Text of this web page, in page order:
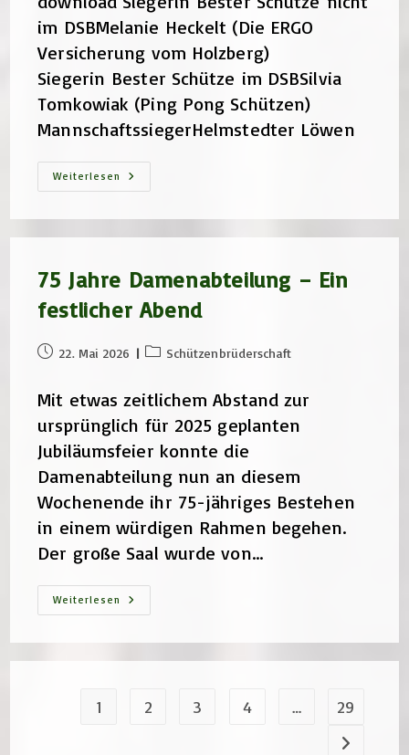
im DSBMelanie Heckelt (Die ERGO
Versicherung vom Holzberg)
Siegerin Bester Schütze im DSBSilvia
Tomkowiak (Ping Pong Schützen)
MannschaftssiegerHelmstedter Löwen
Weiterlesen
Ergebnisse
Betriebe-
75 Jahre Damenabteilung – Ein
festlicher Abend
Beitrag22. Mai 2026
Beitrags-
Schützenbrüderschaft
Mit etwas zeitlichem Abstand zur
ursprünglich für 2025 geplanten
Jubiläumsfeier konnte die
Damenabteilung nun an diesem
Wochenende ihr 75-jähriges Bestehen
in einem würdigen Rahmen begehen.
Der große Saal wurde von…
Weiterlesen
75
Jahre
Festlicher
1 2 3 4 … 29
Zur